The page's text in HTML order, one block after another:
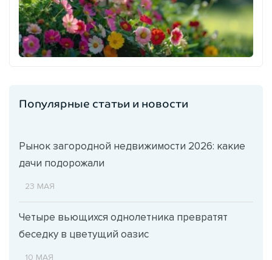
Популярные статьи и новости
Рынок загородной недвижимости 2026: какие
дачи подорожали
23 МАЯ
Четыре вьющихся однолетника превратят
беседку в цветущий оазис
10 МАЯ